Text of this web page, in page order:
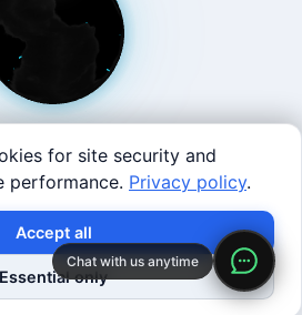
San Francisco, CA 94107 · East
Allston, MA 02134 ·
· Refund policy· Privacy
· All rights reserved.
for site security and
performance. Privacy policy.
Accept all
Essential only
Chat with us anytime